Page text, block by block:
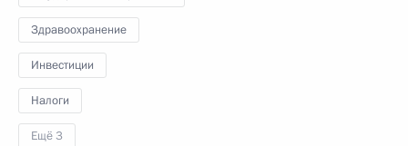
Здравоохранение
Инвестиции
Налоги
Ещё 3